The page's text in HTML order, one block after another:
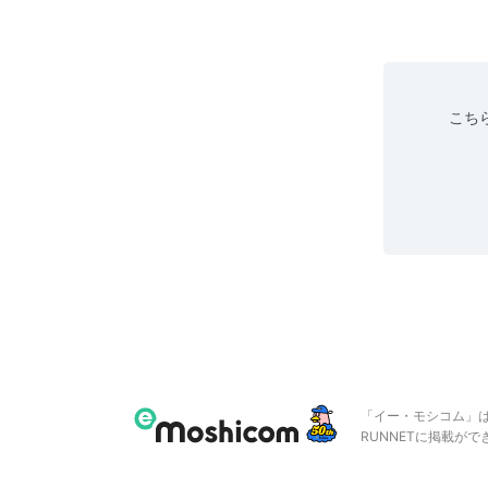
こち
「イー・モシコム
RUNNETに掲載がで